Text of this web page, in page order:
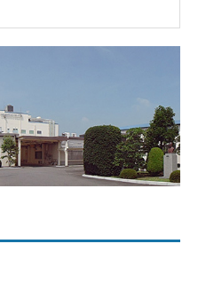
補（in vitro動態）＞